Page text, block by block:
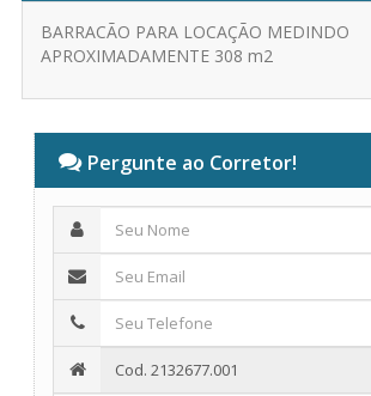
BARRACÃO PARA LOCAÇÃO MEDINDO
APROXIMADAMENTE 308 m2
Pergunte ao Corretor!